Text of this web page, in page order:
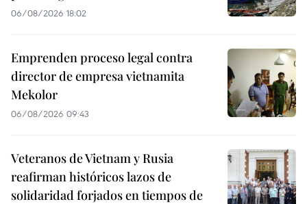
06/08/2026 18:02
Emprenden proceso legal contra
director de empresa vietnamita
Mekolor
06/08/2026 09:43
Veteranos de Vietnam y Rusia
reafirman históricos lazos de
solidaridad forjados en tiempos de